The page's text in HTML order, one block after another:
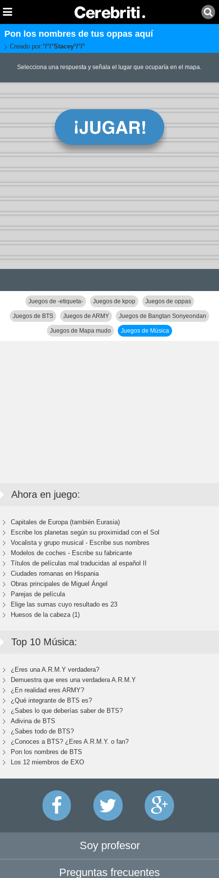
Pon los nombres de tus oppas aquí
Creado por:°/°/°Stacey°/°/°
Selecciona una respuesta y señala el lugar que ocuparía en el mapa.
Juegos de -etiqueta- Juegos de kpop Juegos de oppas
Juegos de BTS Juegos de ARMY Juegos de Bangtan Sonyeondan
Juegos de Mapa mudo Juegos de Música
Ahora en juego:
Capitales de Europa (también Eurasia)
Escribe los planetas según su proximidad con el Sol
Vocalista y grupo musical - Escribe sus nombres
Modelos de coches - Escribe su fabricante
Títulos de películas mal traducidas al español II
Ciudades romanas en Hispania
Obras principales de Miguel Ángel
Parejas de película
Elige las sumas cuyo resultado es 23
Huesos de la cabeza (1)
Top 10 Música:
¿Eres una A.R.M.Y verdadera?
Demuestra que eres una verdadera A.R.M.Y
¿En realidad eres ARMY?
¿Qué integrante de BTS es?
¿Sabes lo que deberías saber de BTS?
Adivina de BTS
¿Sabes todo de BTS?
¿Conoces a BTS? ¿Eres A.R.M.Y. o fan?
Pon los nombres de BTS
Los 12 miembros de EXO
Soy profesor
Preguntas frecuentes